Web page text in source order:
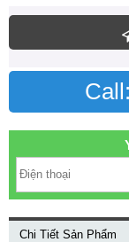
Chi Tiết Sản Phẩm